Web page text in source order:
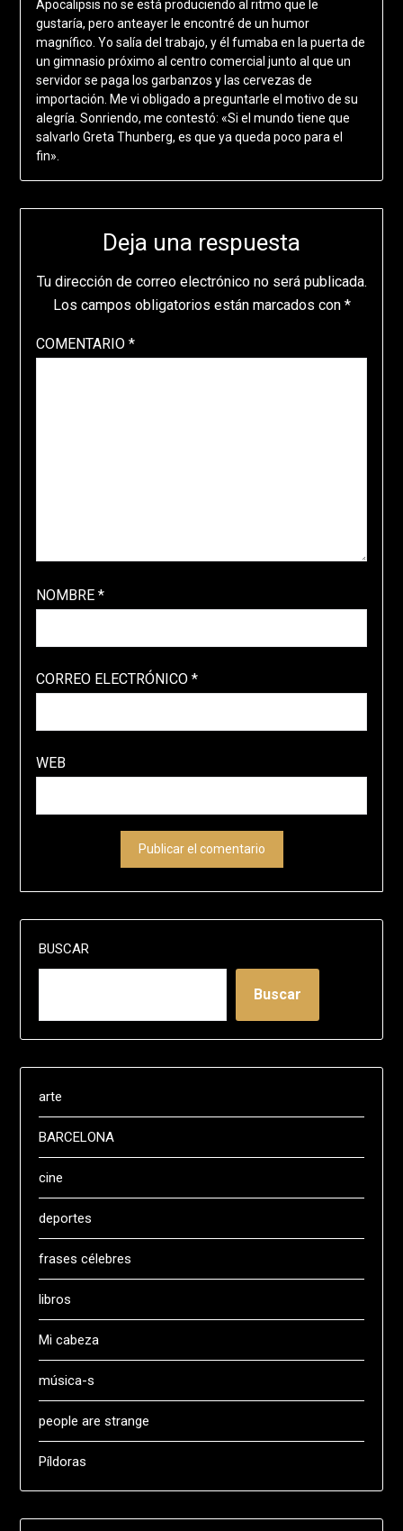
Apocalipsis no se está produciendo al ritmo que le
gustaría, pero anteayer le encontré de un humor
magnífico. Yo salía del trabajo, y él fumaba en la puerta de
un gimnasio próximo al centro comercial junto al que un
servidor se paga los garbanzos y las cervezas de
importación. Me vi obligado a preguntarle el motivo de su
alegría. Sonriendo, me contestó: «Si el mundo tiene que
salvarlo Greta Thunberg, es que ya queda poco para el
fin».
Deja una respuesta
Tu dirección de correo electrónico no será publicada.
Los campos obligatorios están marcados con *
COMENTARIO *
NOMBRE *
CORREO ELECTRÓNICO *
WEB
BUSCAR
Buscar
arte
BARCELONA
cine
deportes
frases célebres
libros
Mi cabeza
música-s
people are strange
Píldoras